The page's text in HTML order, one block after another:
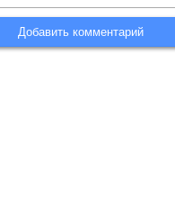
Добавить комментарий